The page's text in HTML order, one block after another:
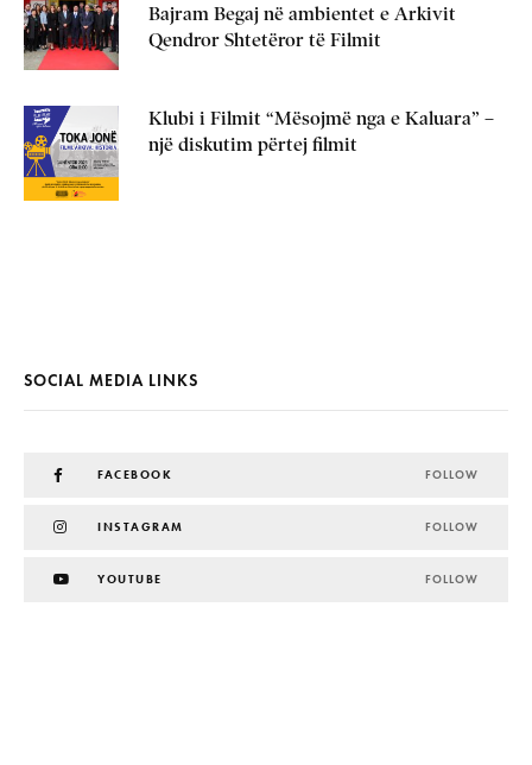
Bajram Begaj në ambientet e Arkivit
Qendror Shtetëror të Filmit
Klubi i Filmit “Mësojmë nga e Kaluara” –
një diskutim përtej filmit
SOCIAL MEDIA LINKS
FACEBOOK FOLLOW
INSTAGRAM FOLLOW
YOUTUBE FOLLOW